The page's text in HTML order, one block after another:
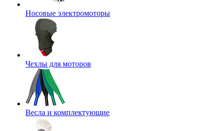
Носовые электромоторы
Чехлы для моторов
Весла и комплектующие